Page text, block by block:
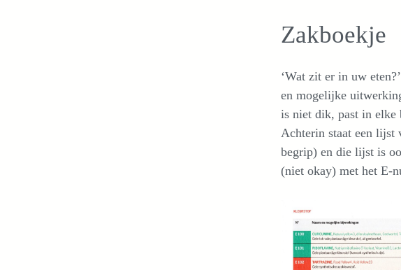
Zakboekje
‘Wat zit er in uw
en mogelijke
is niet dik, past in elke
Achterin staat een lijst
begrip) en die lijst is
(niet okay) met het E-